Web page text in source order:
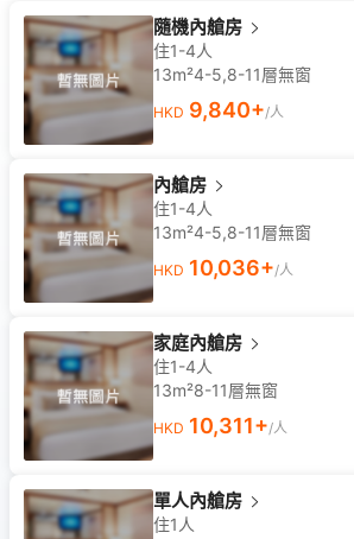
隨機內艙房
住1-4人
13m²4-5,8-11層無窗
HKD 9,840+/人
內艙房
住1-4人
13m²4-5,8-11層無窗
HKD 10,036+/人
家庭內艙房
住1-4人
13m²8-11層無窗
HKD 10,311+/人
單人內艙房
住1人